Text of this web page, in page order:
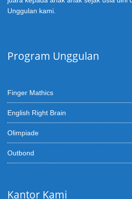
Unggulan kami.
Program Unggulan
Finger Mathics
English Right Brain
Olimpiade
Outbond
Kantor Kami